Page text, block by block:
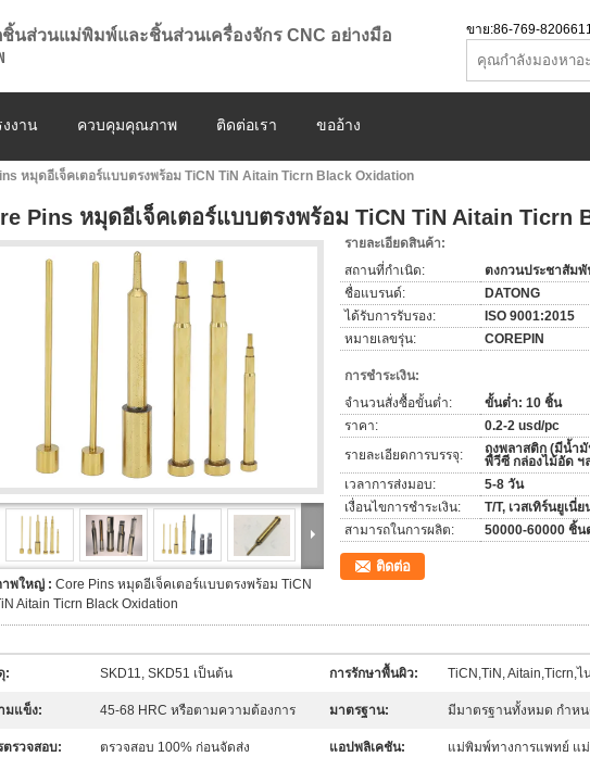
นส่วนแม่พิมพ์และชิ้นส่วนเครื่องจักร CNC อย่างมือ
ขาย:86-769-
งาน ควบคุมคุณภาพ ติดต่อเรา ขออ้าง
หมุดอีเจ็คเตอร์แบบตรงพร้อม TiCN TiN Aitain Ticrn Black Oxidation
Pins หมุดอีเจ็คเตอร์แบบตรงพร้อม TiCN TiN Aitain Ticrn
พใหญ่ : Core Pins หมุดอีเจ็คเตอร์แบบตรงพร้อม TiCN
Aitain Ticrn Black Oxidation
รายละเอียดสินค้า:
สถานที่กำเนิด:
ตงกวนประชาสัมพั
ชื่อแบรนด์:
DATONG
ได้รับการรับรอง:
ISO 9001:2015
หมายเลขรุ่น:
COREPIN
การชำระเงิน:
จำนวนสั่งซื้อขั้นต่ำ:
ขั้นต่ำ: 10 ชิ้น
ราคา:
0.2-2 usd/pc
รายละเอียดการบรรจุ:
ถุงพลาสติก (มีน้ำ
พีวีซี กล่องไม้อัด
เวลาการส่งมอบ:
5-8 วัน
เงื่อนไขการชำระเงิน:
T/T, เวสเทิร์นยูเนี่ย
สามารถในการผลิต:
50000-60000 ชิ้น
ติดต่อ
: SKD11, SKD51 เป็นต้น การรักษาพื้นผิว: TiCN,TiN, Aitain,Ticrn,
มแข็ง: 45-68 HRC หรือตามความต้องการ มาตรฐาน: มีมาตรฐานทั้งหมด กำหน
ตรวจสอบ: ตรวจสอบ 100% ก่อนจัดส่ง แอปพลิเคชัน: แม่พิมพ์ทางการแพทย์ แ